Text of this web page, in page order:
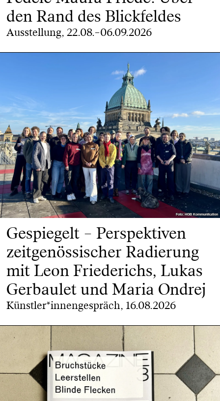
den Rand des Blickfeldes
Ausstellung, 22.08.–06.09.2026
Foto: HGB Kommunikation
Foto: HGB Kommunikation
Gespiegelt – Perspektiven
zeitgenössischer Radierung
mit Leon Friederichs, Lukas
Gerbaulet und Maria Ondrej
Künstler*innengespräch, 16.08.2026